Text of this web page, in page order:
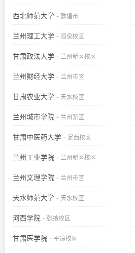
西北师范大学 - 敦煌市
兰州理工大学 - 酒泉校区
甘肃政法大学 - 兰州新区校区
兰州财经大学 - 兰州市区
甘肃农业大学 - 天水校区
兰州城市学院 - 兰州新区
甘肃中医药大学 - 定西校区
兰州工业学院 - 兰州新区校区
兰州文理学院 - 兰州市区
天水师范大学 - 天水校区
河西学院 - 张掖校区
甘肃医学院 - 平凉校区